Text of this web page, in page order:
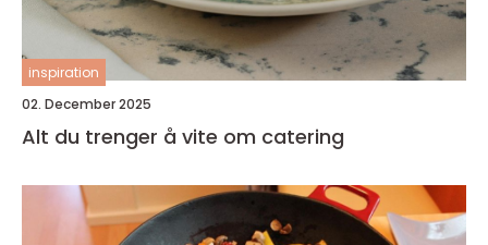
inspiration
02. December 2025
Alt du trenger å vite om catering